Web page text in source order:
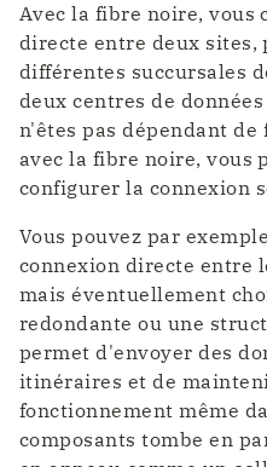
Avec la fibre noire, vous
directe entre deux sites,
différentes succursales
deux centres de
n'êtes pas dépendant
avec la fibre noire, vous
configurer la connexion
Vous pouvez par
connexion directe entre
mais éventuellement
redondante ou une
permet d'envoyer des
itinéraires et de
fonctionnement même
composants tombe en